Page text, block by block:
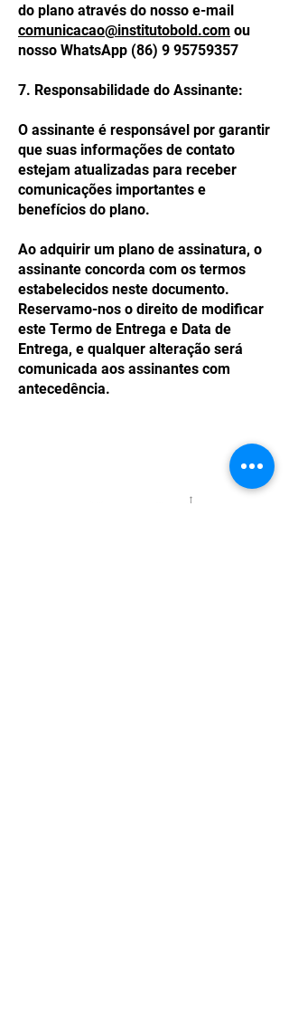
do plano através do nosso e-mail
comunicacao@institutobold.com ou
nosso WhatsApp (86) 9 95759357
7. Responsabilidade do Assinante:
O assinante é responsável por garantir
que suas informações de contato
estejam atualizadas para receber
comunicações importantes e
benefícios do plano.
Ao adquirir um plano de assinatura, o
assinante concorda com os termos
estabelecidos neste documento.
Reservamo-nos o direito de modificar
este Termo de Entrega e Data de
Entrega, e qualquer alteração será
comunicada aos assinantes com
antecedência.